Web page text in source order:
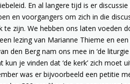
En al langere tijd is er
en voorgangers om zich in die
zijn. We hebben ons laten voeden
lezing van Marianne Thieme en
den Berg nam ons mee in ‘de liturgie
kun je vinden dat ‘de kerk’ zich
was er bijvoorbeeld een petitie